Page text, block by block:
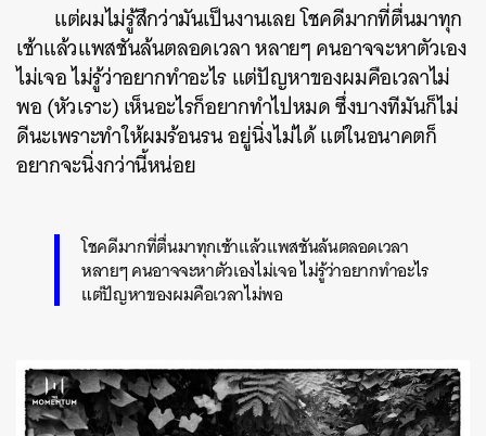
แต่ผมไม่รู้สึกว่ามันเป็นงานเลย โชคดีมากที่ตื่นมาทุก
เช้าแล้วแพสชันล้นตลอดเวลา หลายๆ คนอาจจะหาตัวเอง
ไม่เจอ ไม่รู้ว่าอยากทำอะไร แต่ปัญหาของผมคือเวลาไม่
พอ (หัวเราะ) เห็นอะไรก็อยากทำไปหมด ซึ่งบางทีมันก็ไม่
ดีนะเพราะทำให้ผมร้อนรน อยู่นิ่งไม่ได้ แต่ในอนาคตก็
อยากจะนิ่งกว่านี้หน่อย
โชคดีมากที่ตื่นมาทุกเช้าแล้วแพสชันล้นตลอดเวลา
หลายๆ คนอาจจะหาตัวเองไม่เจอ ไม่รู้ว่าอยากทำอะไร
แต่ปัญหาของผมคือเวลาไม่พอ